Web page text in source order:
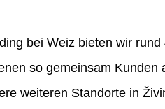
bei Weiz bieten wir rund
so gemeinsam Kunden
weiteren Standorte in